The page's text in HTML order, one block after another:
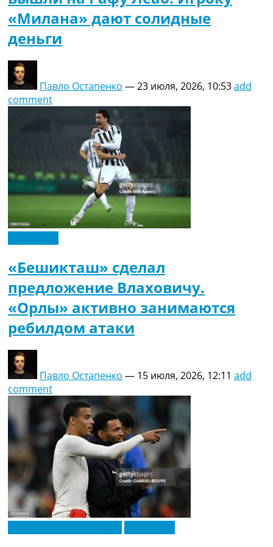
«Милана» дают солидные
деньги
Павло Остапенко —23 июля, 2026, 10:53add
comment
«Бешикташ» сделал
предложение Влаховичу.
«Орлы» активно занимаются
ребилдом атаки
Павло Остапенко — 15 июля, 2026, 12:11 add
comment